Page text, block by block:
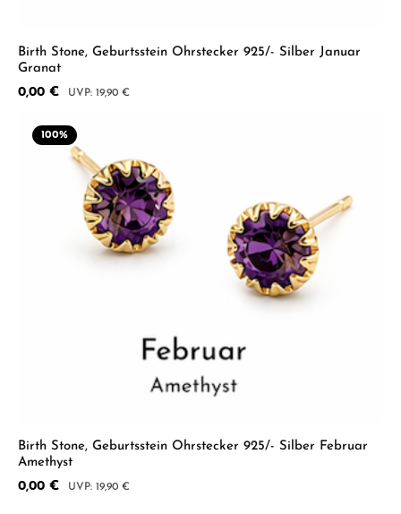
Birth Stone, Geburtsstein Ohrstecker 925/- Silber Januar
Granat
Verkaufspreis:
0,00 € Regulärer Preis:
19,90 €
100%
Birth Stone, Geburtsstein Ohrstecker 925/- Silber Februar
Amethyst
Verkaufspreis:
0,00 € Regulärer Preis:
19,90 €